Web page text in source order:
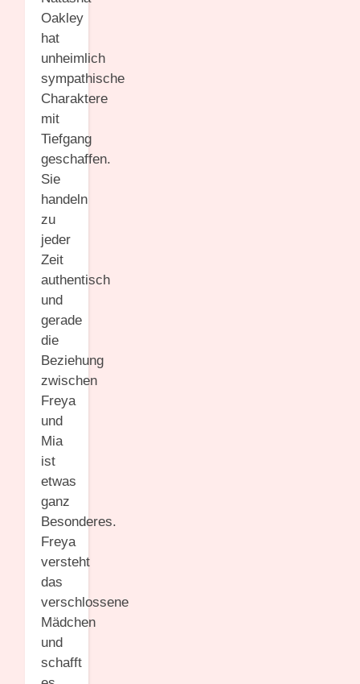
Oakley
hat
unheimlich
sympathische
Charaktere
mit
Tiefgang
geschaffen.
Sie
handeln
zu
jeder
Zeit
authentisch
und
gerade
die
Beziehung
zwischen
Freya
und
Mia
ist
etwas
ganz
Besonderes.
Freya
versteht
das
verschlossene
Mädchen
und
schafft